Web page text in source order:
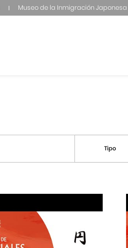
Museo de la Inmigración Japonesa
Tipo